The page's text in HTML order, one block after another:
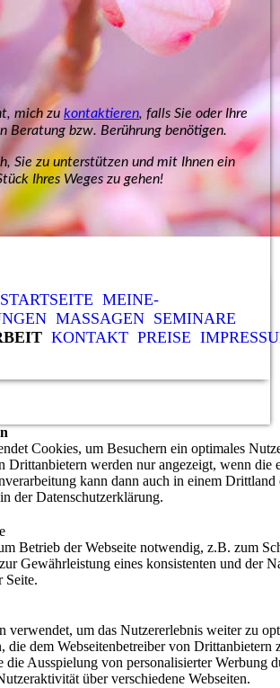
mich zu kontaktieren, falls Sie oder Ihre
Beratung bzw. Berührung benötigen.
Sie zu unterstützen und mit Ihnen ein
Ihres Weges zu gehen!
STARTSEITE MEINE-
MASSAGEN SEMINARE
KONTAKT PREISE
Cookies, um Besuchern ein optimales
Drittanbietern werden nur angezeigt, wenn die
kann dann auch in einem Drittland
der Datenschutzerklärung.
Betrieb der Webseite notwendig, z.B. zum
Gewährleistung eines konsistenten und der
Seite.
verwendet, um das Nutzererlebnis weiter zu
die dem Webseitenbetreiber von Drittanbietern
die Ausspielung von personalisierter Werbung
über verschiedene Webseiten.